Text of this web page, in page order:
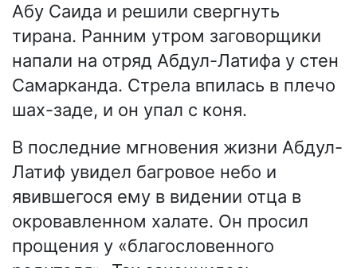
Абу Саида и решили свергнуть
тирана. Ранним утром заговорщики
напали на отряд Абдул-Латифа у стен
Самарканда. Стрела впилась в плечо
шах-заде, и он упал с коня.
В последние мгновения жизни Абдул-
Латиф увидел багровое небо и
явившегося ему в видении отца в
окровавленном халате. Он просил
прощения у «благословенного